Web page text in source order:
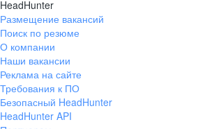
HeadHunter
Размещение вакансий
Поиск по резюме
О компании
Наши вакансии
Реклама на сайте
Требования к ПО
Безопасный HeadHunter
HeadHunter API